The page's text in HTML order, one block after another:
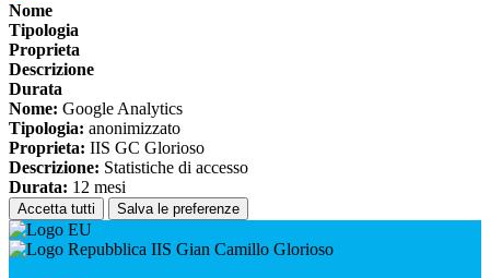
Nome
Tipologia
Proprieta
Descrizione
Durata
Nome: Google Analytics
Tipologia: anonimizzato
Proprieta: IIS GC Glorioso
Descrizione: Statistiche di accesso
Durata: 12 mesi
Accetta tutti Salva le preferenze
IIS Gian Camillo Glorioso